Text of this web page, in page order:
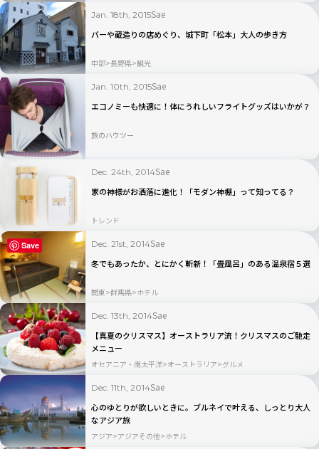
Jan. 18th, 2015Sae
バーや蔵造りの店めぐり、城下町「松本」大人の歩き方
中部 長野県 観光
Jan. 10th, 2015Sae
エコノミーも快適に！体にうれしいフライトグッズはいかが？
旅のハウツー
Dec. 24th, 2014Sae
家の神様がお洒落に進化！「モダン神棚」って知ってる？
トレンド
Dec. 21st, 2014Sae
冬でもあったか、とにかく斬新！「畳風呂」のある温泉宿５選
関東 群馬県 ホテル
Dec. 13th, 2014Sae
【真夏のクリスマス】オーストラリア流！クリスマスのご馳走
メニュー
オセアニア・南太平洋 オーストラリア グルメ
Dec. 11th, 2014Sae
心のゆとりが欲しいときに。ブルネイで叶える、しっとり大人
なアジア旅
アジア アジアその他 ホテル
Save